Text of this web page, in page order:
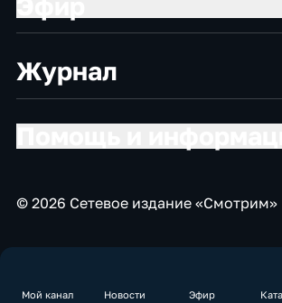
Мой канал Новости Эфир
Журнал
© 2026 Сетевое издание «Смотрим»